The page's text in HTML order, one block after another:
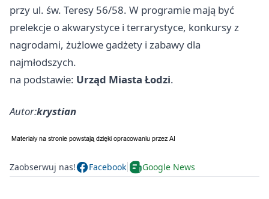
przy ul. św. Teresy 56/58. W programie mają być
prelekcje o akwarystyce i terrarystyce, konkursy z
nagrodami, żużlowe gadżety i zabawy dla
najmłodszych.
na podstawie: Urząd Miasta Łodzi.
Autor:krystian
Zaobserwuj nas! Facebook Google News